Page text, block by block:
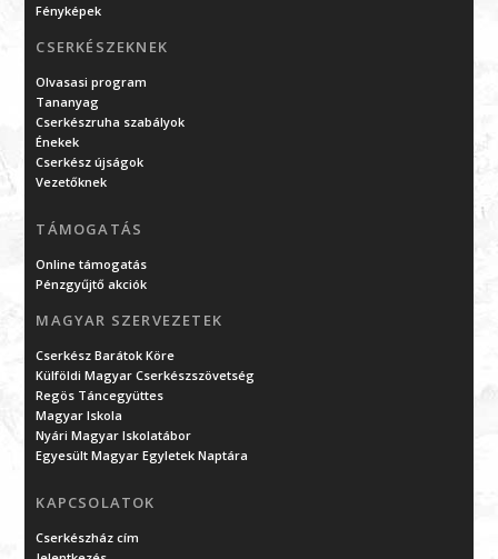
Fényképek
CSERKÉSZEKNEK
Olvasasi program
Tananyag
Cserkészruha szabályok
Énekek
Cserkész újságok
Vezetőknek
TÁMOGATÁS
Online támogatás
Pénzgyűjtő akciók
MAGYAR SZERVEZETEK
Cserkész Barátok Köre
Külföldi Magyar Cserkészszövetség
Regös Táncegyüttes
Magyar Iskola
Nyári Magyar Iskolatábor
Egyesült Magyar Egyletek Naptára
KAPCSOLATOK
Cserkészház cím